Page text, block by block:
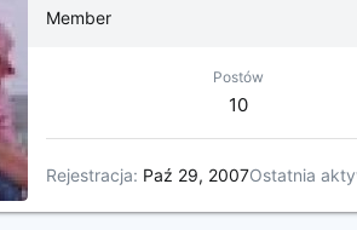
Member
Postów
10
Rejestracja Paź 29, 2007Ostatnia